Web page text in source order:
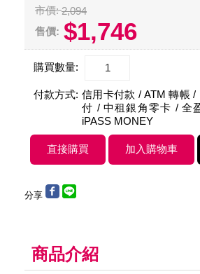
市價: 2,094
售價: $1,746
購買數量:
付款方式: 信用卡付款 / ATM 轉帳 /
付 / 中租銀角零卡 / 全
iPASS MONEY
分享
商品介紹